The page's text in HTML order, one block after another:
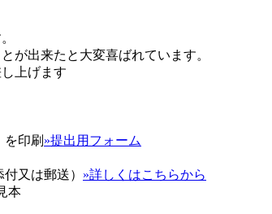
が出来たと大変喜ばれています。
上げます
を印刷 »提出用フォーム
又は郵送） »詳しくはこちらから